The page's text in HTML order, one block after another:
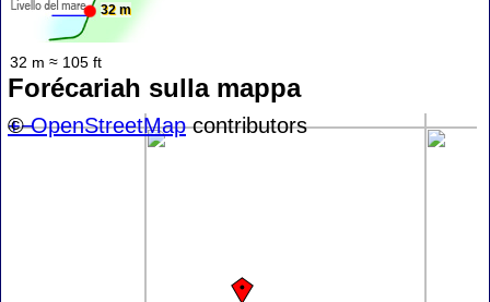
32 m
32 m ≈ 105 ft
Forécariah sulla mappa
+−
©OpenStreetMapcontributors